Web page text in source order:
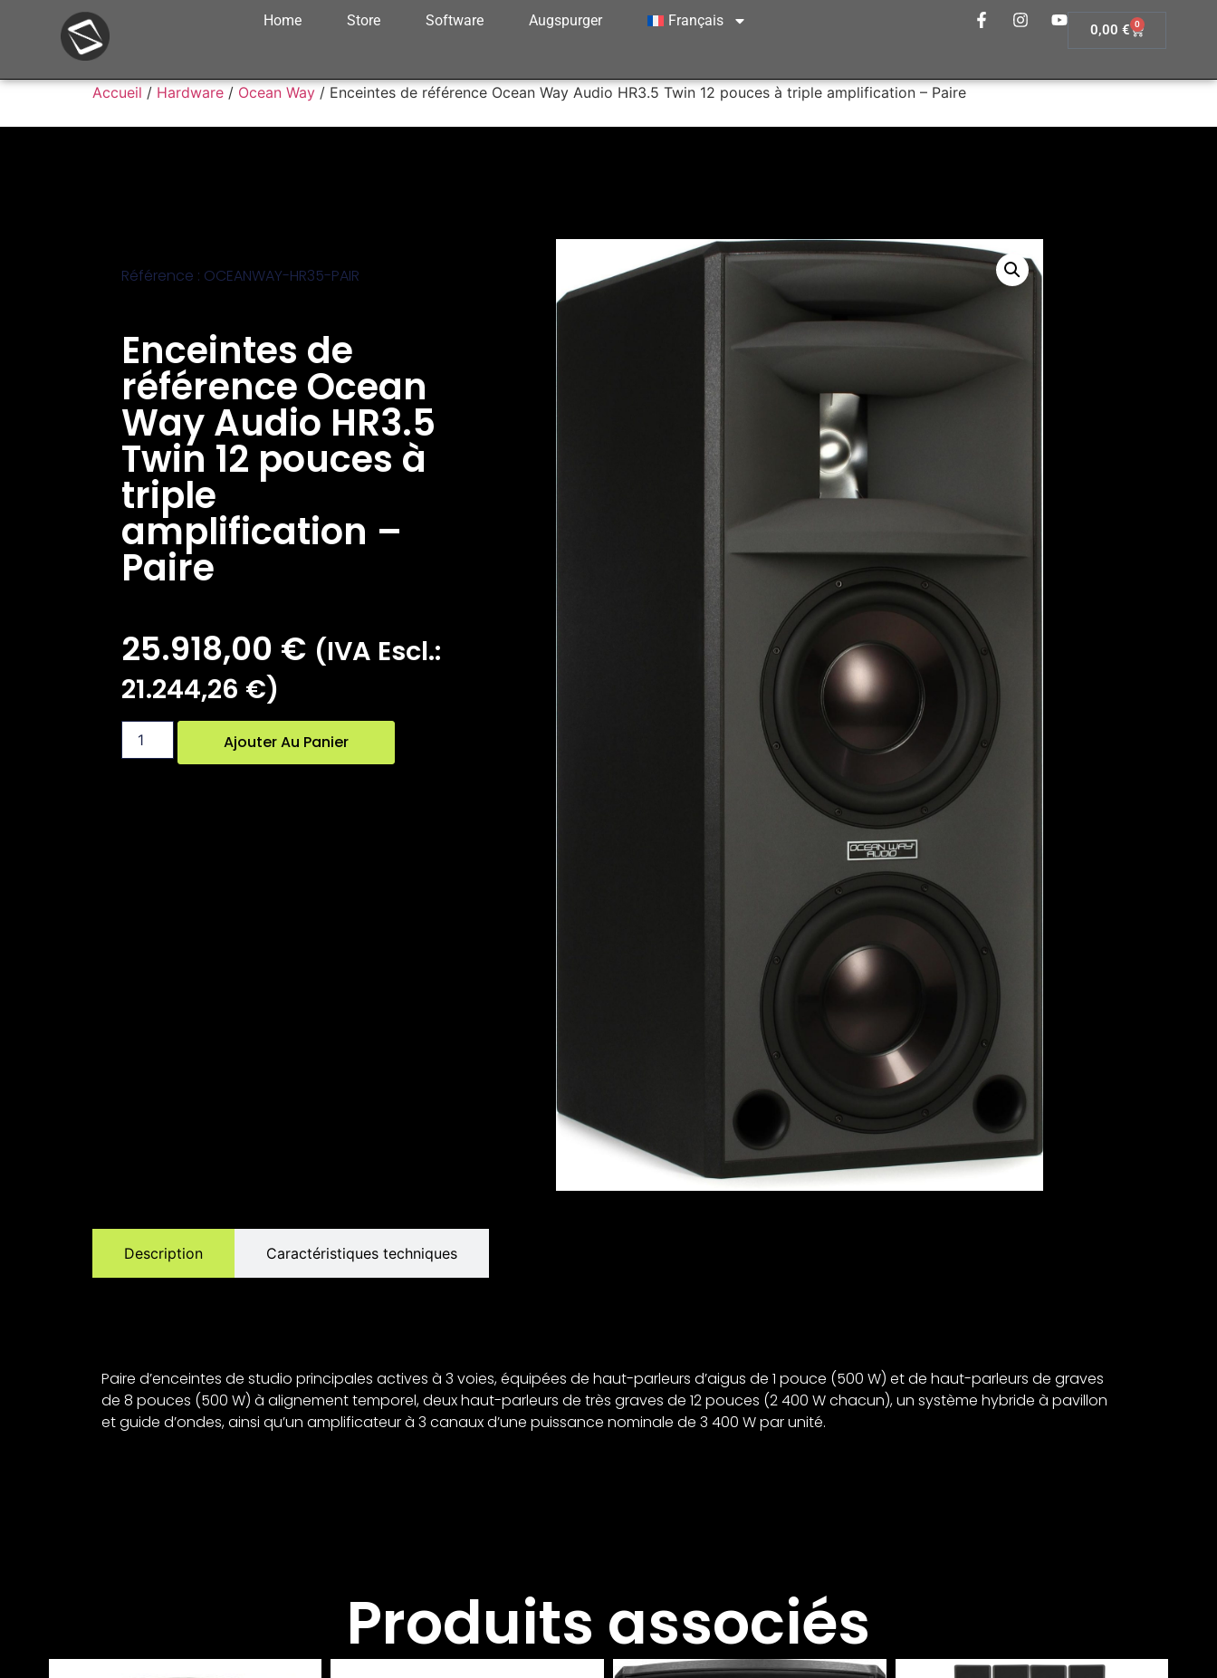
Home Store Software Augspurger Français
0,00€ 0
Accueil / Hardware / Ocean Way / Enceintes de référence Ocean Way Audio HR3.5 Twin 12 pouces à triple amplification – Paire
Référence : OCEANWAY-HR35-PAIR
Enceintes de
référence Ocean
Way Audio HR3.5
Twin 12 pouces à
triple
amplification –
Paire
25.918,00 € (IVA Escl.:
21.244,26 €)
Ajouter Au Panier
Description Caractéristiques techniques
Paire d’enceintes de studio principales actives à 3 voies, équipées de haut-parleurs d’aigus de 1 pouce (500 W) et de haut-parleurs de graves
de 8 pouces (500 W) à alignement temporel, deux haut-parleurs de très graves de 12 pouces (2 400 W chacun), un système hybride à pavillon
et guide d’ondes, ainsi qu’un amplificateur à 3 canaux d’une puissance nominale de 3 400 W par unité.
Produits associés